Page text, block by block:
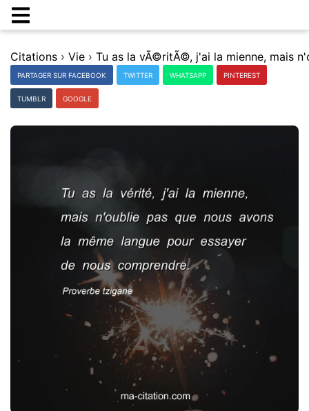
Citations › Vie ›
PARTAGER SUR FACEBOOK TWITTER WHATSAPP PINTEREST
TUMBLR GOOGLE